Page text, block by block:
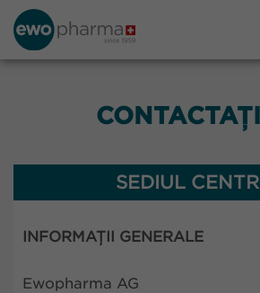
SEDIUL
INFORMAȚII GENERALE
Ewopharma AG